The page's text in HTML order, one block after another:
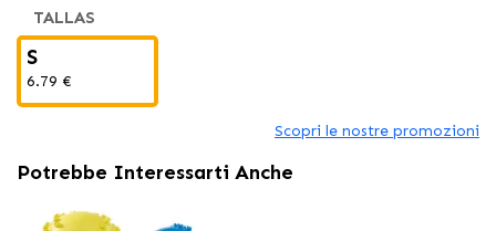
instinto de masticar.
TALLAS
S
6.79 €
Scopri le nostre promozioni
Potrebbe Interessarti Anche